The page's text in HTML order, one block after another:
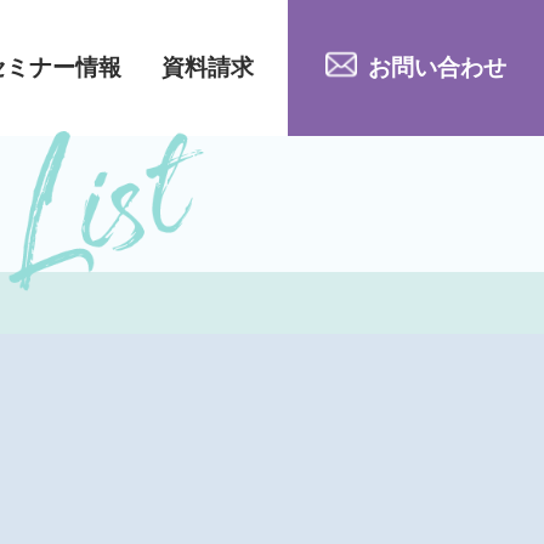
ミナー情報 資料請求 お問い合わせ